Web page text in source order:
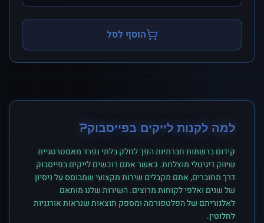
הוסף לסל
למה לקנות לייקים בפייסבוק?
קידום ברשתות חברתיות הפך לחלק בלתי נפרד מאסטרטגיית
שיווק דיגיטלי מוצלחת. כאשר אתם רוכשיםלייקיםבפייסבוק
דרך מחוברים, אתם מקבלים שירות מקצועי שמבוסס על ניסיון
של שנים ואלפי לקוחות מרוצים. השירות שלנו מותאם
לאלגוריתם של הפלטפורמה ומספק תוצאות שנראות אורגניות
לחלוטין.